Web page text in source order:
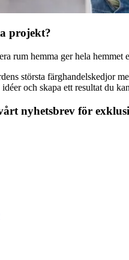
projekt?
rum hemma ger hela
största färghandelskedjor
och skapa ett resultat du
nyhetsbrev för